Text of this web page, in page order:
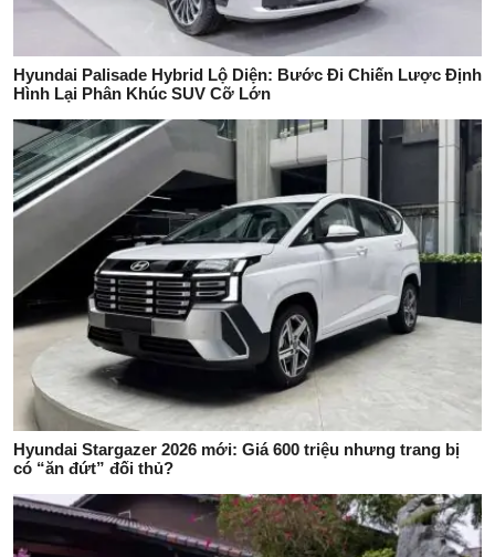
Hyundai Palisade Hybrid Lộ Diện: Bước Đi Chiến Lược Định
Hình Lại Phân Khúc SUV Cỡ Lớn
Hyundai Stargazer 2026 mới: Giá 600 triệu nhưng trang bị
có “ăn đứt” đối thủ?